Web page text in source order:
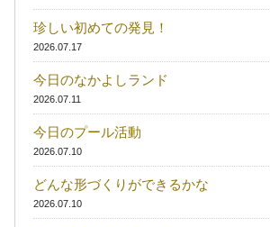
珍しい初めての発見！
2026.07.17
今日のなかよしランド
2026.07.11
今日のプール活動
2026.07.10
どんな形づくりができるかな
2026.07.10